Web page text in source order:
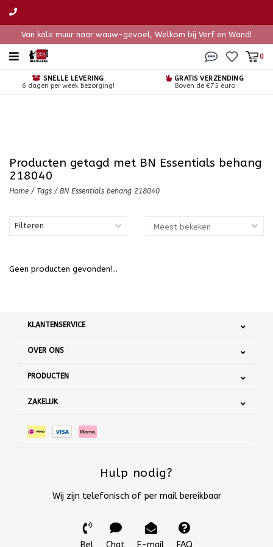
Van kale muur naar wauw-gevoel, Welkom bij Verf en Wand!
0
SNELLE LEVERING
6 dagen per week bezorging!
GRATIS VERZENDING
Boven de €75 euro
Producten getagd met BN Essentials behang
218040
Home / Tags / BN Essentials behang 218040
Filteren
Geen producten gevonden!...
KLANTENSERVICE
OVER ONS
PRODUCTEN
ZAKELIJK
Hulp nodig?
Wij zijn telefonisch of per mail bereikbaar
Bel Chat E-mail FAQ